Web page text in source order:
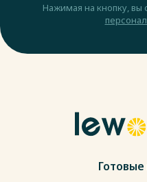
Нажимая на кнопку, вы